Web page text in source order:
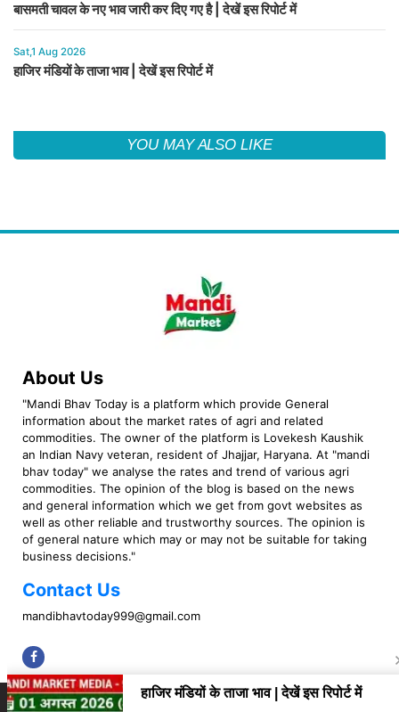
बासमती चावल के नए भाव जारी कर दिए गए है | देखें इस रिपोर्ट में
Sat,1 Aug 2026
हाजिर मंडियों के ताजा भाव | देखें इस रिपोर्ट में
YOU MAY ALSO LIKE
About Us
"Mandi Bhav Today is a platform which provide General
information about the market rates of agri and related
commodities. The owner of the platform is Lovekesh Kaushik
an Indian Navy veteran, resident of Jhajjar, Haryana. At "mandi
bhav today" we analyse the rates and trend of various agri
commodities. The opinion of the blog is based on the news
and general information which we get from govt websites as
well as other reliable and trustworthy sources. The opinion is
of general nature which may or may not be suitable for taking
business decisions."
Contact Us
mandibhavtoday999@gmail.com
Copyright © 2023 Mandi Bhav Today. All rights Reserved. Powered by TIMES